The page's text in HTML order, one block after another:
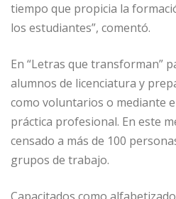
tiempo que propicia la
los estudiantes”, comentó.
En “Letras que transforman”
alumnos de licenciatura y
como voluntarios o mediante
práctica profesional. En este
censado a más de 100
grupos de trabajo.